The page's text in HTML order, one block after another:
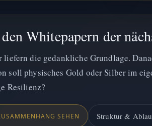
den Whitepapern der
liefern die gedankliche Grundlage.
soll physisches Gold oder Silber im
Resilienz?
SEHEN Struktur &